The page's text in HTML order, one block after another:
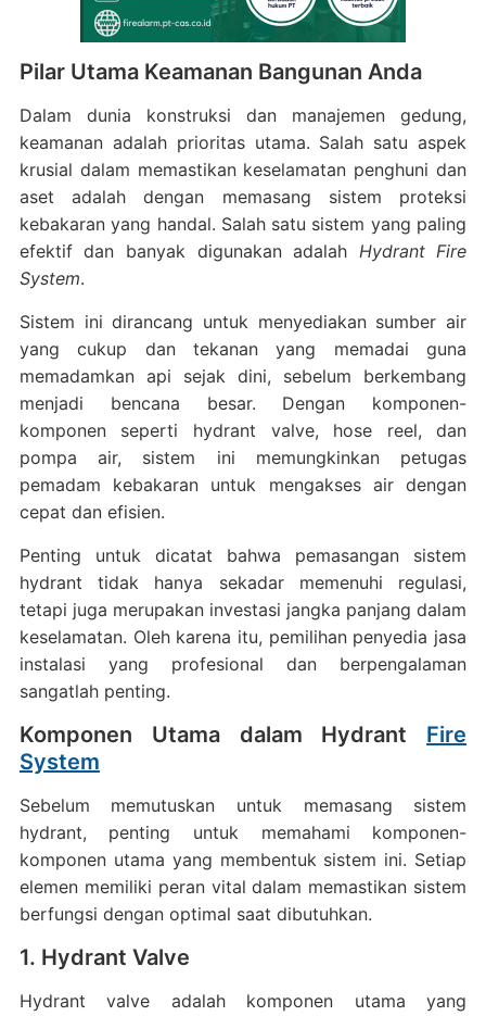
Pilar Utama Keamanan Bangunan Anda
Dalam dunia konstruksi dan manajemen gedung,
keamanan adalah prioritas utama. Salah satu aspek
krusial dalam memastikan keselamatan penghuni dan
aset adalah dengan memasang sistem proteksi
kebakaran yang handal. Salah satu sistem yang paling
efektif dan banyak digunakan adalah Hydrant Fire
System.
Sistem ini dirancang untuk menyediakan sumber air
yang cukup dan tekanan yang memadai guna
memadamkan api sejak dini, sebelum berkembang
menjadi bencana besar.
Dengan komponen-
komponen seperti hydrant valve, hose reel, dan
pompa air, sistem ini memungkinkan petugas
pemadam kebakaran untuk mengakses air dengan
cepat dan efisien.
Penting untuk dicatat bahwa pemasangan sistem
hydrant tidak hanya sekadar memenuhi regulasi,
tetapi juga merupakan investasi jangka panjang dalam
keselamatan. Oleh karena itu, pemilihan penyedia jasa
instalasi yang profesional dan berpengalaman
sangatlah penting.
Komponen Utama dalam Hydrant Fire
System
Sebelum memutuskan untuk memasang sistem
hydrant, penting untuk memahami komponen-
komponen utama yang membentuk sistem ini. Setiap
elemen memiliki peran vital dalam memastikan sistem
berfungsi dengan optimal saat dibutuhkan.
1. Hydrant Valve
Hydrant valve adalah komponen utama yang